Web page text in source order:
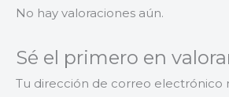
No hay valoraciones aún.
Sé el primero en
Tu dirección de correo electrónico